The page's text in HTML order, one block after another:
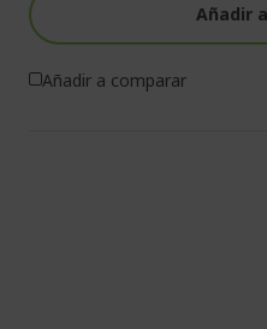
Añadir
Añadir a comparar